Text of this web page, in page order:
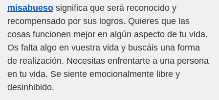
misabueso significa que será reconocido y
recompensado por sus logros. Quieres que las
cosas funcionen mejor en algún aspecto de tu vida.
Os falta algo en vuestra vida y buscáis una forma
de realización. Necesitas enfrentarte a una persona
en tu vida. Se siente emocionalmente libre y
desinhibido.